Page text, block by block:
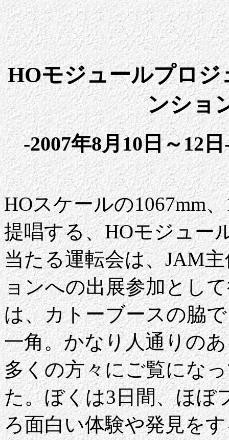
HOモジュールプロ
ンショ
-2007年8月10日～12
HOスケールの1067mm
提唱する、HOモジュー
当たる運転会は、JAM
ョンへの出展参加とし
は、カトーブースの脇
一角。かなり人通りの
多くの方々にご覧にな
た。ぼくは3日間、ほぼ
ろ面白い体験や発見を